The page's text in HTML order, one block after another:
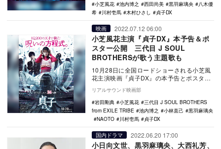
小芝風花
池内博之 西田尚美 黒羽麻璃央
八木優
希
川村壱馬 木村ひさし 貞子DX
映画 2022.07.12 06:00
小芝風花主演『貞子DX』本予告＆ポ
スター公開 三代目 J SOUL
BROTHERSが歌う主題歌も
10月28日に全国ロードショーされる小芝風
花主演映画『貞子DX』の本予告とポスター
ビジュアルが公開された。 “見た者が必ず
一…
リアルサウンド映画部
岩田剛典
小芝風花
三代目 J SOUL BROTHERS
from EXILE TRIBE
池内博之 小林直己
黒羽麻璃央
NAOTO
川村壱馬 貞子DX
国内ドラマ 2022.06.20 17:00
小日向文世、黒羽麻璃央、大西礼芳、